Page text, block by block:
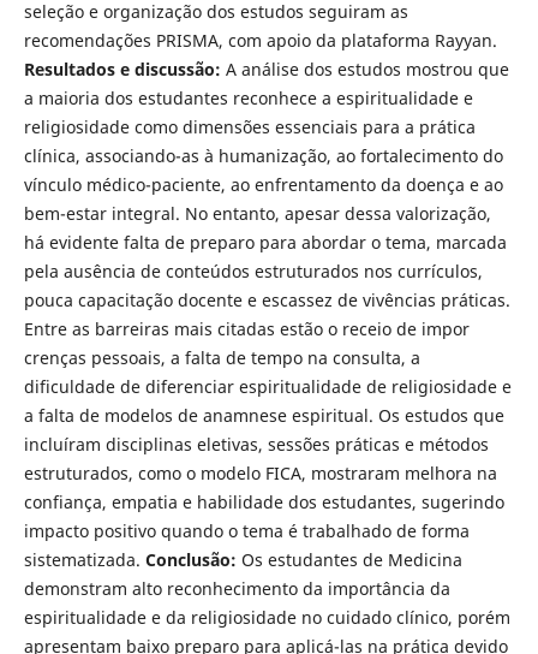
seleção e organização dos estudos seguiram as
recomendações PRISMA, com apoio da plataforma Rayyan.
Resultados e discussão: A análise dos estudos mostrou que
a maioria dos estudantes reconhece a espiritualidade e
religiosidade como dimensões essenciais para a prática
clínica, associando-as à humanização, ao fortalecimento do
vínculo médico-paciente, ao enfrentamento da doença e ao
bem-estar integral. No entanto, apesar dessa valorização,
há evidente falta de preparo para abordar o tema, marcada
pela ausência de conteúdos estruturados nos currículos,
pouca capacitação docente e escassez de vivências práticas.
Entre as barreiras mais citadas estão o receio de impor
crenças pessoais, a falta de tempo na consulta, a
dificuldade de diferenciar espiritualidade de religiosidade e
a falta de modelos de anamnese espiritual. Os estudos que
incluíram disciplinas eletivas, sessões práticas e métodos
estruturados, como o modelo FICA, mostraram melhora na
confiança, empatia e habilidade dos estudantes, sugerindo
impacto positivo quando o tema é trabalhado de forma
sistematizada. Conclusão: Os estudantes de Medicina
demonstram alto reconhecimento da importância da
espiritualidade e da religiosidade no cuidado clínico, porém
apresentam baixo preparo para aplicá-las na prática devido